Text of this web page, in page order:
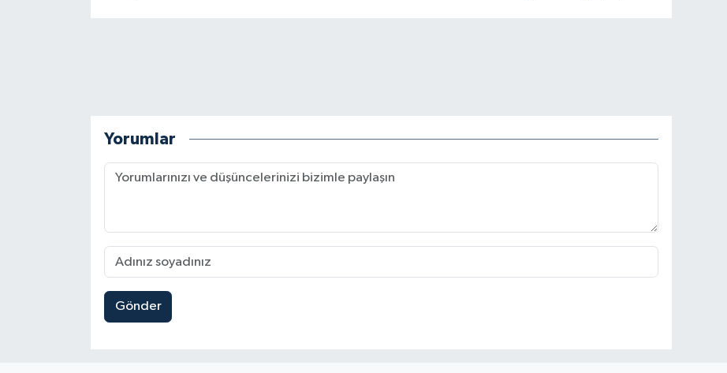
Yorumlar
Gönder